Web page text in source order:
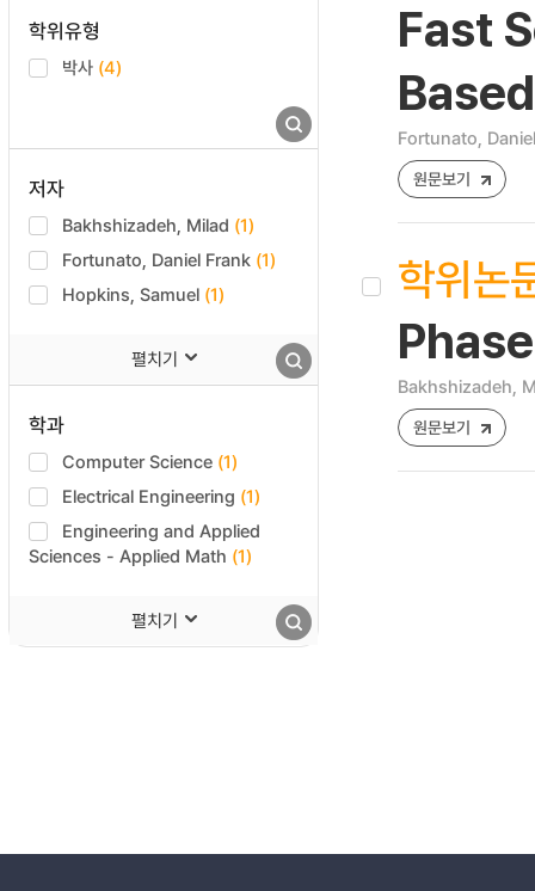
학위유형
박사 (4)
저자
Bakhshizadeh, Milad (1)
Fortunato, Daniel Frank (1)
Hopkins, Samuel (1)
펼치기
학과
Computer Science (1)
Electrical Engineering (1)
Engineering and Applied
Sciences - Applied Math (1)
펼치기
Fast
Fortunato,
원문보기
학위논
Bakhshizadeh,
원문보기